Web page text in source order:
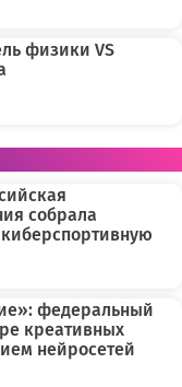
физики VS
собрала
федеральный
креативных
нейросетей